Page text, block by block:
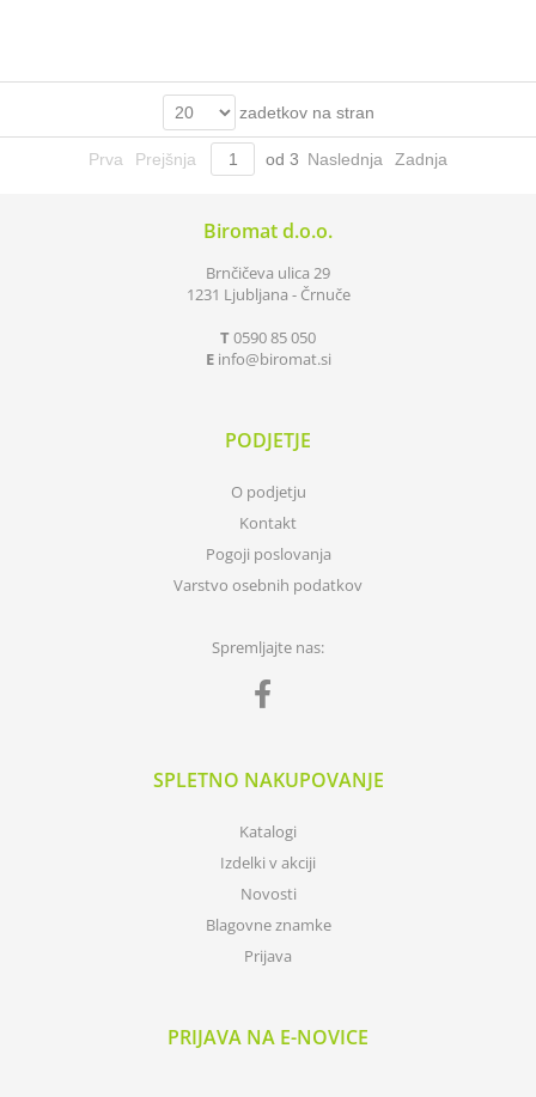
zadetkov na stran
Prva Prejšnja od 3 Naslednja Zadnja
Biromat d.o.o.
Brnčičeva ulica 29
1231 Ljubljana - Črnuče
T0590 85 050
E info biromat.si
PODJETJE
O podjetju
Kontakt
Pogoji poslovanja
Varstvo osebnih podatkov
Spremljajte nas:
SPLETNO NAKUPOVANJE
Katalogi
Izdelki v akciji
Novosti
Blagovne znamke
Prijava
PRIJAVA NA E-NOVICE